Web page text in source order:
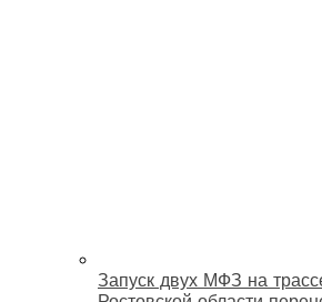
Запуск двух МФЗ на